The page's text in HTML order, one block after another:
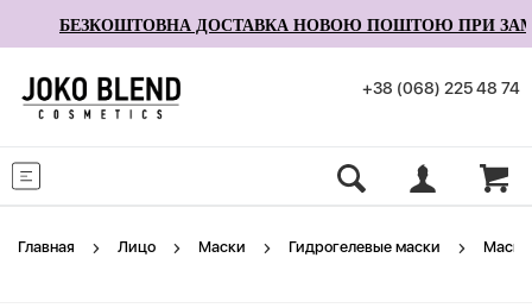
БЕЗКОШТОВНА ДОСТАВКА НОВОЮ ПОШТОЮ ПРИ
+38 (068) 225 48 74
Главная Лицо Маски Гидрогелевые маски Маска